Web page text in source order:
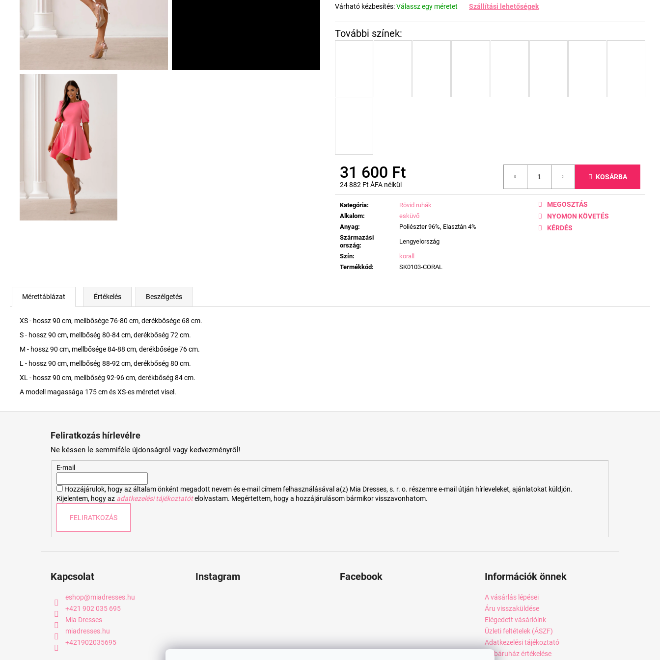
Várható kézbesítés:Válassz egy méretet Szállítási lehetőségek
31 600 Ft
24 882 Ft ÁFA nélkül
Egységár:
KOSÁRBA
Kategória:
Rövid ruhák
Alkalom:
esküvő
Anyag:
Poliészter 96%, Elasztán 4%
Származási
ország:
Lengyelország
Szín:
korall
Termékkód: SK0103-CORAL
KÉRDÉS
NYOMON KÖVETÉS
MEGOSZTÁS
Mérettáblázat Értékelés Beszélgetés
XS - hossz 90 cm, mellbősége 76-80 cm, derékbősége 68 cm.
S - hossz 90 cm, mellbőség 80-84 cm, derékbőség 72 cm.
M - hossz 90 cm, mellbősége 84-88 cm, derékbősége 76 cm.
L - hossz 90 cm, mellbőség 88-92 cm, derékbőség 80 cm.
XL - hossz 90 cm, mellbőség 92-96 cm, derékbőség 84 cm.
A modell magassága 175 cm és XS-es méretet visel.
Feliratkozás hírlevélre
Ne késsen le semmiféle újdonságról vagy kedvezményről!
E-mail
Hozzájárulok, hogy az általam önként megadott nevem és e-mail címem felhasználásával a(z) Mia Dresses, s. r. o. részemre e-mail útján hírleveleket, ajánlatokat küldjön.
Kijelentem, hogy az adatkezelési tájékoztatót elolvastam. Megértettem, hogy a hozzájárulásom bármikor visszavonhatom.
FELIRATKOZÁS
Kapcsolat
eshop@miadresses.hu
+421 902 035 695
Mia Dresses
miadresses.hu
+421902035695
Instagram Facebook Információk önnek
A vásárlás lépései
Áru visszaküldése
Elégedett vásárlóink
Üzleti feltételek (ÁSZF)
Adatkezelési tájékoztató
Webáruház értékelése